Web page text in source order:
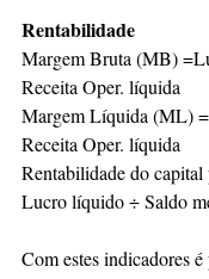
Rentabilidade
Margem Bruta (MB)
Receita Oper. líquida
Margem Líquida (ML)
Receita Oper. líquida
Rentabilidade do
Lucro líquido ÷ Saldo
Com estes indicadores